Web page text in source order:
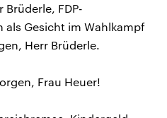
Brüderle, FDP-
als Gesicht im Wahlkampf
Herr Brüderle.
Frau Heuer!